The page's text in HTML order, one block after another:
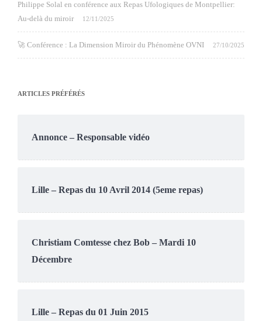
Philippe Solal en conférence aux Repas Ufologiques de Montpellier:
Au-delà du miroir
12/11/2025
🚀 Conférence : La Dimension Miroir du Phénomène OVNI 27/10/2025
ARTICLES PRÉFÉRÉS
Annonce – Responsable vidéo
Lille – Repas du 10 Avril 2014 (5eme repas)
Christiam Comtesse chez Bob – Mardi 10
Décembre
Lille – Repas du 01 Juin 2015